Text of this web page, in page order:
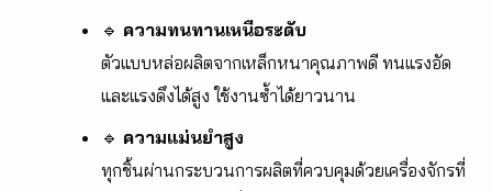
🔹 ความทนทานเหนือระดับ
ตัวแบบหล่อผลิตจากเหล็กหนาคุณภาพดี ทนแรงอัด
และแรงดึงได้สูง ใช้งานซ้ำได้ยาวนาน
🔹 ความแม่นยำสูง
ทุกชิ้นผ่านกระบวนการผลิตที่ควบคุมด้วยเครื่องจักรที่